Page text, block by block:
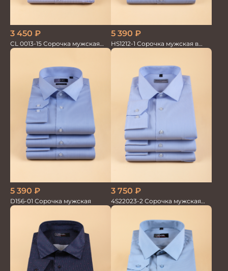
3 450 ₽
CL 0013-15 Сорочка мужская
короткий рукав
5 390 ₽
HS1212-1 Сорочка мужская в
мелкую полоску
5 390 ₽
D156-01 Сорочка мужская
3 750 ₽
4S22023-2 Сорочка мужская
голубая